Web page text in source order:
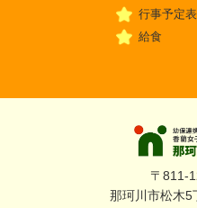
行事予定表
給食
〒811-
那珂川市松木5